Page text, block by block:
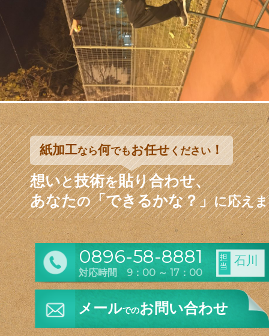
紙加工なら何でもお任せください！
想いと技術を貼り合わせ、
あなたの「できるかな？」に応え
0896-58-8881
対応時間 9：00 ～ 17：00
担
当
石川
メールでのお問い合わせ